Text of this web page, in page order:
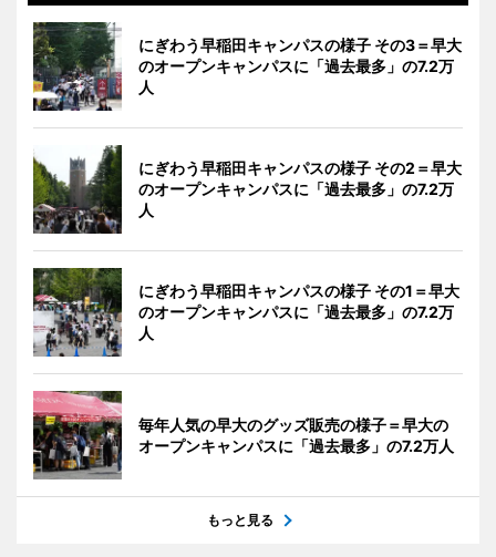
にぎわう早稲田キャンパスの様子 その3＝早大
のオープンキャンパスに「過去最多」の7.2万
人
にぎわう早稲田キャンパスの様子 その2＝早大
のオープンキャンパスに「過去最多」の7.2万
人
にぎわう早稲田キャンパスの様子 その1＝早大
のオープンキャンパスに「過去最多」の7.2万
人
毎年人気の早大のグッズ販売の様子＝早大の
オープンキャンパスに「過去最多」の7.2万人
もっと見る